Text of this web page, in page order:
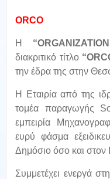
ORCO
Η “ORGANIZATION
διακριτικό τίτλο “
την έδρα της στην
Η Εταιρία από της
τομέα παραγωγής
εμπειρία
ευρύ φάσμα
Δημόσιο όσο και στον
Συμμετέχει ενεργά